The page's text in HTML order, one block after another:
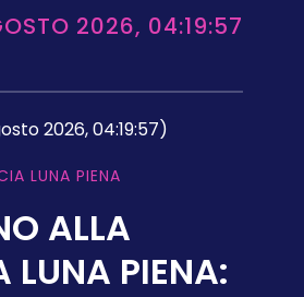
2026, 04:19:57
2026, 04:19:57)
LUNA PIENA
ALLA
LUNA PIENA: